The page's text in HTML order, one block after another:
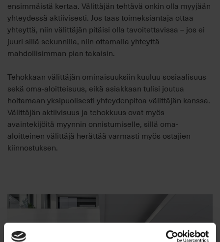
ensimmäistä kertaa. Välittäjän tehtävä onkin olla myyjään
yhteydessä aktiivisesti. Jos taas toimeksiantaja ottaa
yhteyttä, niin välittäjän pitäisi olla tavoitettavissa – jos ei
juuri sillä sekunnilla, niin ottamalla yhteyttä
mahdollisimman pian takaisin.
Tehokkaan välittäjän ominaisuuksiin kuuluu sosiaalisuus
sekä oma-aloitteisuus, eikä asiakkaan tulisi joutua
hoitamaan yksipuolisesti yhteydenpitoa välittäjän kanssa.
Välittäjän aktiivisuus ja tehokkuus ovat myös
avaintekijöitä myynnin onnistumiselle, sillä oma-
aloitteinen välittäjä herättää varmasti myös ostajien
kiinnostuksen.